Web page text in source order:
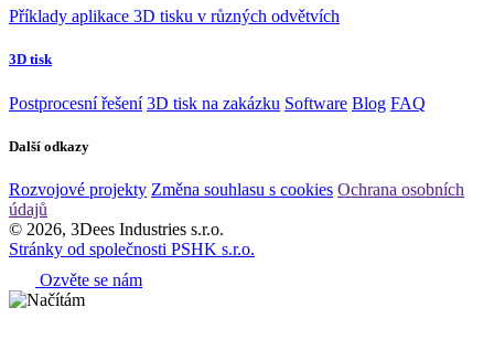
Příklady aplikace 3D tisku v různých odvětvích
3D tisk
Postprocesní řešení 3D tisk na zakázku Software Blog FAQ
Další odkazy
Rozvojové projekty Změna souhlasu s cookies Ochrana osobních
údajů
© 2026, 3Dees Industries s.r.o.
Stránky od společnosti PSHK s.r.o.
Ozvěte se nám